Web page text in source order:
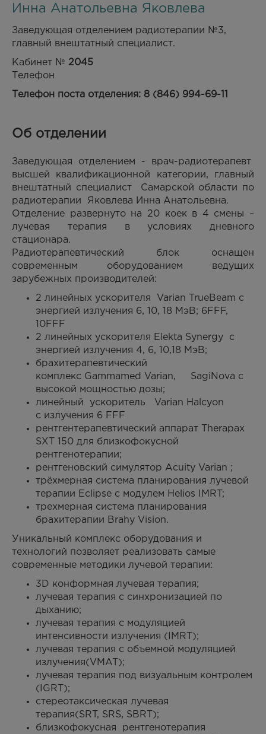
Инна Анатольевна Яковлева
Заведующая отделением радиотерапии №3,
главный внештатный специалист.
Кабинет № 2045
Телефон
Телефон поста отделения: 8 (846) 994-69-11
Об отделении
Заведующая отделением - врач-радиотерапевт
высшей квалификационной категории, главный
внештатный специалист Самарской области по
радиотерапии Яковлева Инна Анатольевна.
Отделение развернуто на 20 коек в 4 смены –
лучевая терапия в условиях дневного
стационара.
Радиотерапевтический блок оснащен
современным оборудованием ведущих
зарубежных производителей:
2 линейных ускорителя Varian TrueBeam с
энергией излучения 6, 10, 18 МэВ; 6FFF,
10FFF
2 линейных ускорителя Elekta Synergy с
энергией излучения 4, 6, 10,18 МэВ;
брахитерапевтический
комплекс Gammamed Varian, SagiNova с
высокой мощностью дозы;
линейный ускоритель Varian Halcyon
c излучения 6 FFF
рентгентерапевтический аппарат Therapax
SXT 150 для близкофокусной
рентгенотерапии;
рентгеновский симулятор Аcuity Varian ;
трёхмерная система планирования лучевой
терапии Eclipsе с модулем Helios IMRT;
трехмерная система планирования
брахитерапии Brahy Vision.
Уникальный комплекс оборудования и
технологий позволяет реализовать самые
современные методики лучевой терапии:
3D конформная лучевая терапия;
лучевая терапия с синхронизацией по
дыханию;
лучевая терапия с модуляцией
интенсивности излучения (IMRT);
лучевая терапия с объемной модуляцией
излучения(VMAT);
лучевая терапия под визуальным контролем
(IGRT);
стереотаксическая лучевая
терапия(SRT, SRS, SBRT);
близкофокусная рентгенотерапия